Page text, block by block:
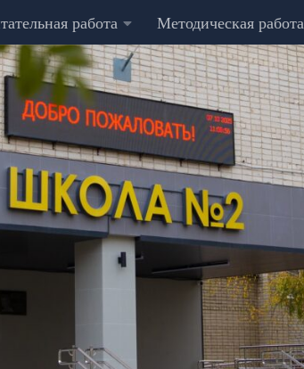
работа Методическая работа